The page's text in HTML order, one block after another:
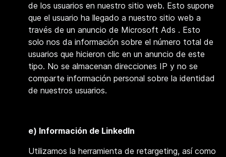
de los usuarios en nuestro sitio web. Esto supone
que el usuario ha llegado a nuestro sitio web a
través de un anuncio de Microsoft Ads . Esto
solo nos da información sobre el número total de
usuarios que hicieron clic en un anuncio de este
tipo. No se almacenan direcciones IP y no se
comparte información personal sobre la identidad
de nuestros usuarios.
e) Información de LinkedIn
Utilizamos la herramienta de retargeting, así como